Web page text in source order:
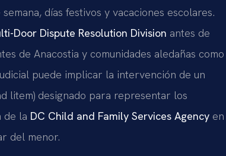
días festivos y vacaciones escolares.
Door Dispute Resolution Division antes de
de Anacostia y comunidades aledañas como
puede implicar la intervención de un
litem) designado para representar los
de la DC Child and Family Services Agency en
del menor.